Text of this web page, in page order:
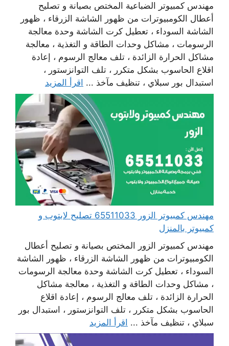
مهندس كمبيوتر الضباعية المختص بصيانة و تصليح
أعطال الكومبيوترات من ظهور الشاشة الزرقاء ، ظهور
الشاشة السوداء ، تعطيل كرت الشاشة وحدة معالجة
الرسومات ، مشاكل وحدات الطاقة و التغذية ، معالجة
مشاكل الحرارة الزائدة ، تلف معالج الرسوم ، إعادة
اقلاع الحاسوب بشكل متكرر ، تلف التوانزستور ،
استبدال بور سبلاي ، تنظيف مآخذ ... اقرأ المزيد
مهندس كمبيوتر الزور 65511033 تصليح لابتوب و
كمبيوتر بالمنزل
مهندس كمبيوتر الزور المختص بصيانة و تصليح أعطال
الكومبيوترات من ظهور الشاشة الزرقاء ، ظهور الشاشة
السوداء ، تعطيل كرت الشاشة وحدة معالجة الرسومات
، مشاكل وحدات الطاقة و التغذية ، معالجة مشاكل
الحرارة الزائدة ، تلف معالج الرسوم ، إعادة اقلاع
الحاسوب بشكل متكرر ، تلف التوانزستور ، استبدال بور
سبلاي ، تنظيف مآخذ ... اقرأ المزيد